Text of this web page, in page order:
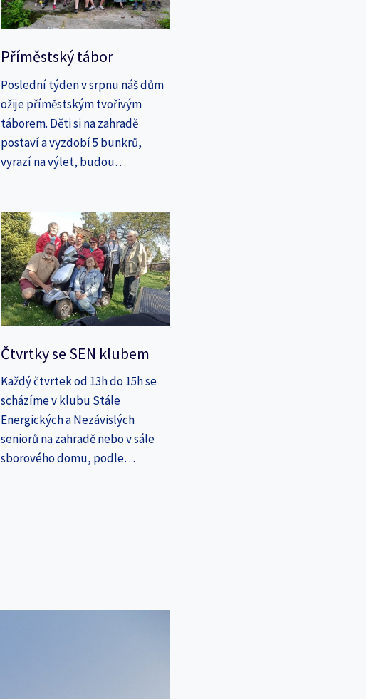
Příměstský tábor
Poslední týden v srpnu náš dům
ožije příměstským tvořivým
táborem. Děti si na zahradě
postaví a vyzdobí 5 bunkrů,
vyrazí na výlet, budou…
Čtvrtky se SEN klubem
Každý čtvrtek od 13h do 15h se
scházíme v klubu Stále
Energických a Nezávislých
seniorů na zahradě nebo v sále
sborového domu, podle…